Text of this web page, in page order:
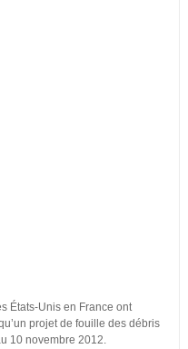
États-Unis en France ont
projet de fouille des débris
10 novembre 2012.